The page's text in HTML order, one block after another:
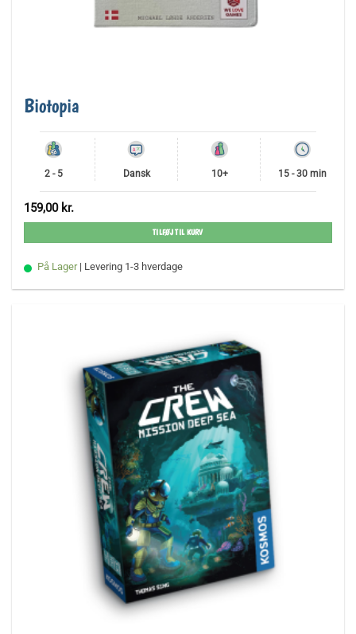
Biotopia
2 - 5 Dansk 10+ 15 - 30 min
159,00 kr.
TILFØJ TIL KURV
På Lager | Levering 1-3 hverdage